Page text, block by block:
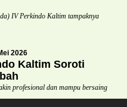
IV Perkindo Kaltim tampaknya
2026
Kaltim Soroti
profesional dan mampu bersaing